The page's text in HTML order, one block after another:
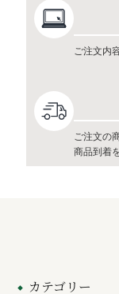
ご注文内
ご注文の
商品到着
カテゴリー